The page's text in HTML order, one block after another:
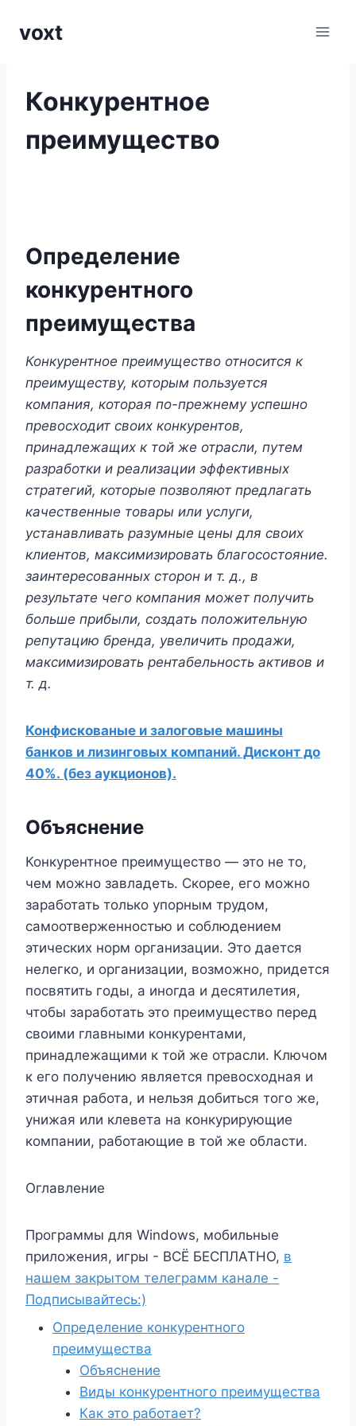
voxt
Конкурентное
преимущество
Определение
конкурентного
преимущества
Конкурентное преимущество относится к
преимуществу, которым пользуется
компания, которая по-прежнему успешно
превосходит своих конкурентов,
принадлежащих к той же отрасли, путем
разработки и реализации эффективных
стратегий, которые позволяют предлагать
качественные товары или услуги,
устанавливать разумные цены для своих
клиентов, максимизировать благосостояние.
заинтересованных сторон и т. д., в
результате чего компания может получить
больше прибыли, создать положительную
репутацию бренда, увеличить продажи,
максимизировать рентабельность активов и
т. д.
Конфискованые и залоговые машины
банков и лизинговых компаний. Дисконт до
40%. (без аукционов).
Объяснение
Конкурентное преимущество — это не то,
чем можно завладеть. Скорее, его можно
заработать только упорным трудом,
самоотверженностью и соблюдением
этических норм организации. Это дается
нелегко, и организации, возможно, придется
посвятить годы, а иногда и десятилетия,
чтобы заработать это преимущество перед
своими главными конкурентами,
принадлежащими к той же отрасли. Ключом
к его получению является превосходная и
этичная работа, и нельзя добиться того же,
унижая или клевета на конкурирующие
компании, работающие в той же области.
Оглавление
Программы для Windows, мобильные
приложения, игры - ВСЁ БЕСПЛАТНО, в
нашем закрытом телеграмм канале -
Подписывайтесь:)
Определение конкурентного
преимущества
Объяснение
Виды конкурентного преимущества
Как это работает?